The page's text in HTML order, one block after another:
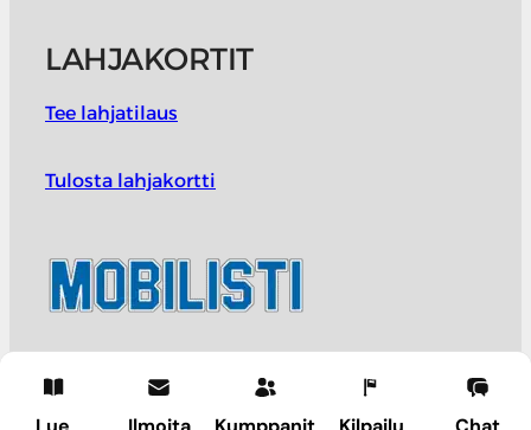
LAHJAKORTIT
Tee lahjatilaus
Tulosta lahjakortti